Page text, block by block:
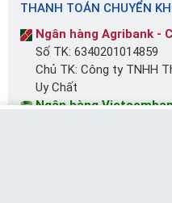
THANH TOÁN CHUYỂN
Ngân hàng Agribank -
Số TK: 6340201014859
Chủ TK: Công ty TNHH
Uy Chất
Ngân hàng